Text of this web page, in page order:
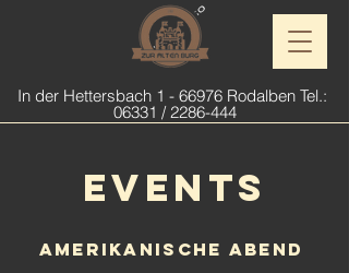
In der Hettersbach 1 - 66976 Rodalben Tel.:
06331 /2286-444
Events
AMERIKANISCHE ABEND